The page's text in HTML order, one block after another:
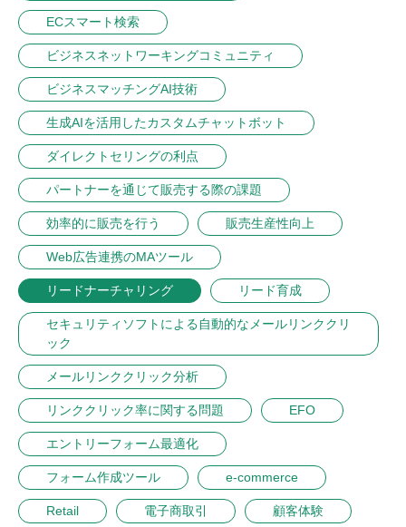
ECスマート検索
ビジネスネットワーキングコミュニティ
ビジネスマッチングAI技術
生成AIを活用したカスタムチャットボット
ダイレクトセリングの利点
パートナーを通じて販売する際の課題
効率的に販売を行う 販売生産性向上
Web広告連携のMAツール
リードナーチャリング リード育成
セキュリティソフトによる自動的なメールリンククリ
ック
メールリンククリック分析
リンククリック率に関する問題 EFO
エントリーフォーム最適化
フォーム作成ツール e-commerce
Retail 電子商取引 顧客体験